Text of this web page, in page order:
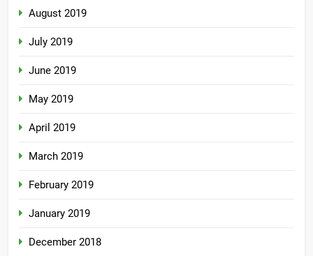
August 2019
July 2019
June 2019
May 2019
April 2019
March 2019
February 2019
January 2019
December 2018